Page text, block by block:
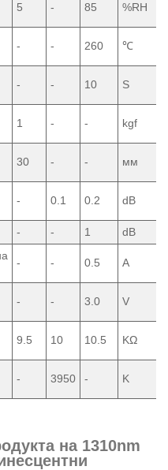
5 - 85 %RH
- - 260 ℃
- - 10 S
1 - - kgf
30 - - мм
- 0.1 0.2 dB
- - 1 dB
- - 0.5 A
- - 3.0 V
9.5 10 10.5 KΩ
- 3950 - K
на 1310nm